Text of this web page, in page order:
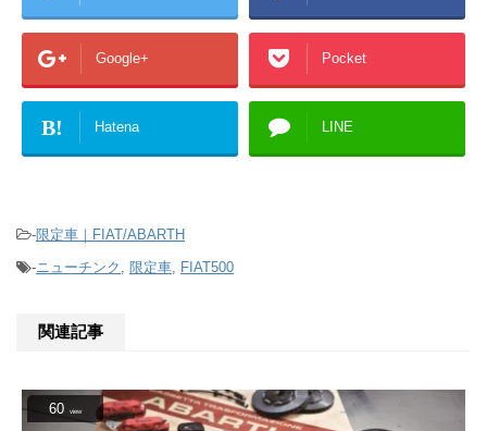
Google+ Pocket
B! Hatena LINE
-限定車｜FIAT/ABARTH
-ニューチンク 限定車 FIAT500
関連記事
60 view